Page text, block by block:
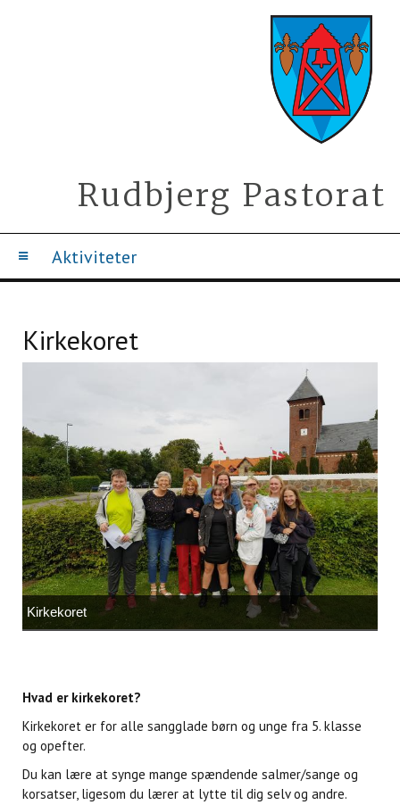
Rudbjerg Pastorat
Aktiviteter
Kirkekoret
Kirkekoret
Hvad er kirkekoret?
Kirkekoret er for alle sangglade børn og unge fra 5. klasse
og opefter.
Du kan lære at synge mange spændende salmer/sange og
korsatser, ligesom du lærer at lytte til dig selv og andre.